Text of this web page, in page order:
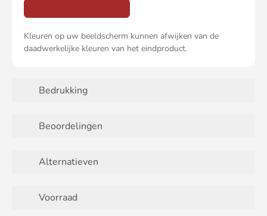
Kleuren op uw beeldscherm kunnen afwijken van de
daadwerkelijke kleuren van het eindproduct.
Bedrukking
Beoordelingen
Alternatieven
Voorraad